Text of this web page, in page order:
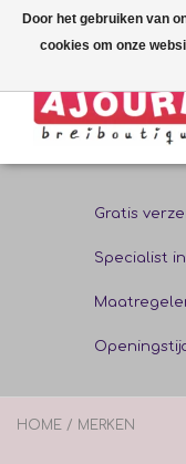
Gratis
Specialist
HOME / MERKEN
Door het gebruiken van
cookies om onze